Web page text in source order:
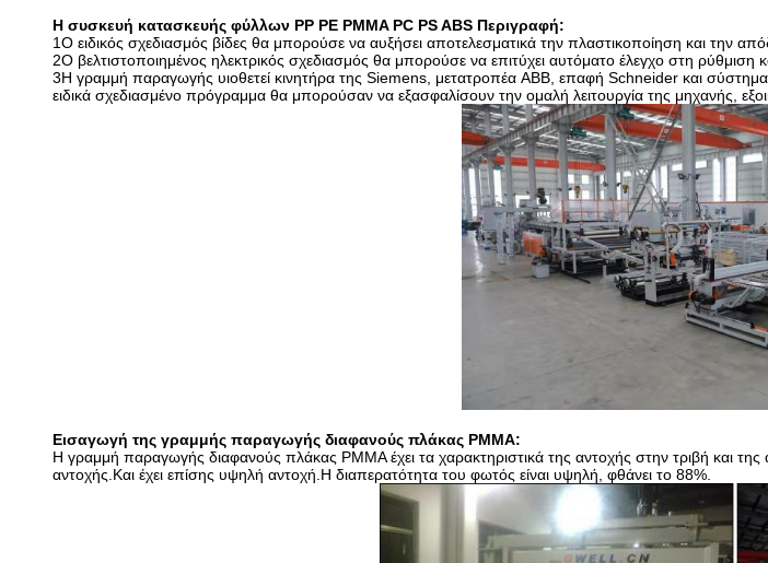
Η συσκευή κατασκευής φύλλων PP PE PMMA PC PS ABS Περιγραφή:
1Ο ειδικός σχεδιασμός βίδες θα μπορούσε να αυξήσει αποτελεσματικά την πλαστικοποίηση και την
2Ο βελτιστοποιημένος ηλεκτρικός σχεδιασμός θα μπορούσε να επιτύχει αυτόματο έλεγχο στη ρύθμιση
3Η γραμμή παραγωγής υιοθετεί κινητήρα της Siemens, μετατροπέα ABB, επαφή Schneider και
ειδικά σχεδιασμένο πρόγραμμα θα μπορούσαν να εξασφαλίσουν την ομαλή λειτουργία της μηχανής,
Εισαγωγή της γραμμής παραγωγής διαφανούς πλάκας PMMA:
Η γραμμή παραγωγής διαφανούς πλάκας PMMA έχει τα χαρακτηριστικά της αντοχής στην τριβή και
αντοχής.Και έχει επίσης υψηλή αντοχή.Η διαπερατότητα του φωτός είναι υψηλή, φθάνει το 88%.